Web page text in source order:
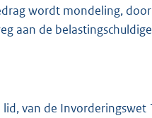
wordt mondeling,
aan de
van de